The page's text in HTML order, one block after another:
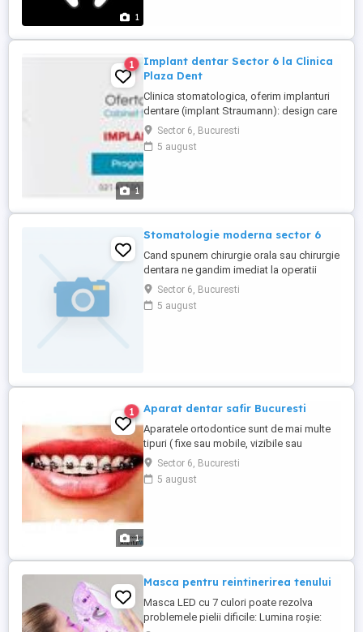
1
1
1
Implant dentar Sector 6 la Clinica
Plaza Dent
Clinica stomatologica, oferim implanturi
dentare (implant Straumann): design care
urmareste raspunsul optim al tesuturilor,
timp de vindecare este semnificativ redus,
conexiunea implant-bont este de tip
Sector 6, Bucuresti
5 august
Stomatologie moderna sector 6
Cand spunem chirurgie orala sau chirurgie
dentara ne gandim imediat la operatii
dentare, la lucruri complexe, dureroase si
riscante, cand de multe ori putem vorbi de
simple detartraje subgingivale. Desigur
Sector 6, Bucuresti
5 august
1
1 Aparat dentar safir Bucuresti
Aparatele ortodontice sunt de mai multe
tipuri ( fixe sau mobile, vizibile sau
invizibile) si se recomanda de catre
ortodont pentru fiecare caz individualizat.
Acestea actioneaza pentru realinierea
Sector 6, Bucuresti
5 august
Masca pentru reintinerirea tenului
Masca LED cu 7 culori poate rezolva
problemele pielii dificile: Lumina roșie: